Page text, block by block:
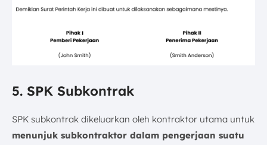
5. SPK Subkontrak
SPK subkontrak dikeluarkan oleh kontraktor utama untuk
menunjuk subkontraktor dalam pengerjaan suatu